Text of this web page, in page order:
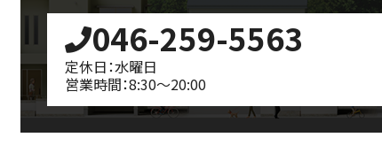
046-259-5563
定休日：水曜日
営業時間：8:30～20:00